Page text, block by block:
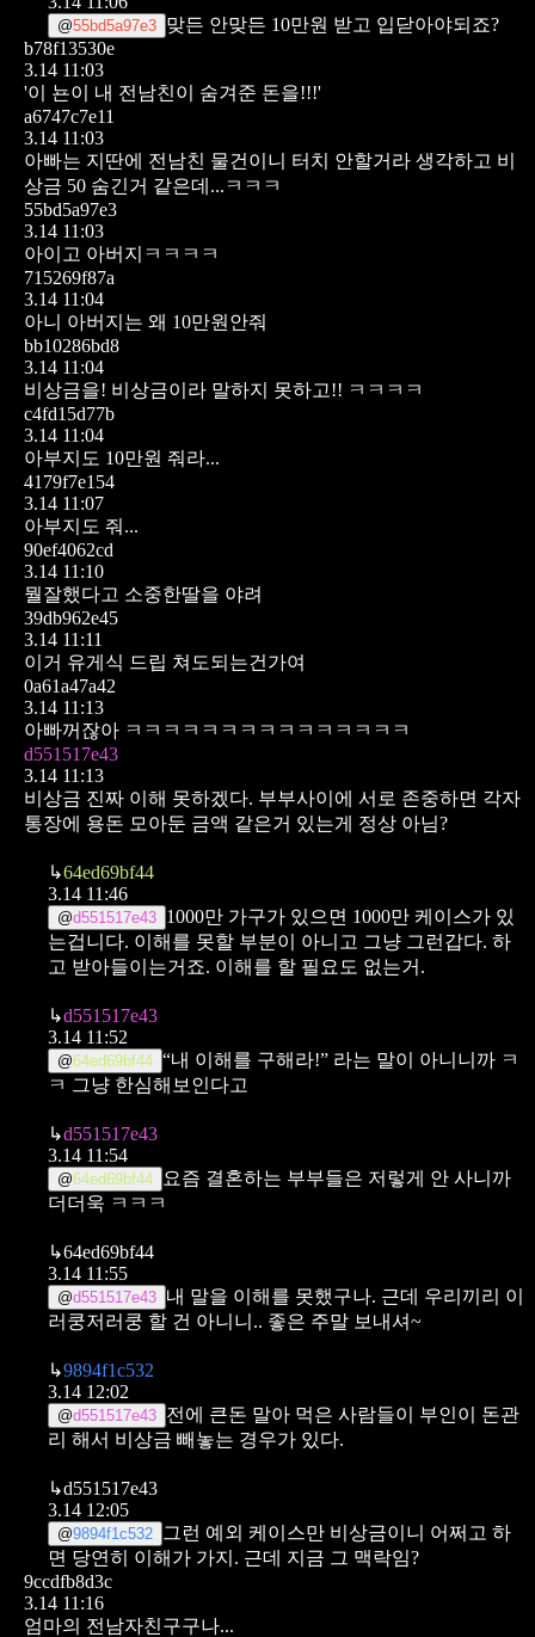
@55bd5a97e3 맞든 안맞든 10만원 받고 입닫아야되죠?
b78f13530e
3.14 11:03
'이 뇬이 내 전남친이 숨겨준 돈을!!!'
a6747c7e11
3.14 11:03
아빠는 지딴에 전남친 물건이니 터치 안할거라 생각하고 비
상금 50 숨긴거 같은데...ㅋㅋㅋ
55bd5a97e3
3.14 11:03
아이고 아버지ㅋㅋㅋㅋ
715269f87a
3.14 11:04
아니 아버지는 왜 10만원안줘
bb10286bd8
3.14 11:04
비상금을! 비상금이라 말하지 못하고!! ㅋㅋㅋㅋ
c4fd15d77b
3.14 11:04
아부지도 10만원 줘라...
4179f7e154
3.14 11:07
아부지도 줘...
90ef4062cd
3.14 11:10
뭘잘했다고 소중한딸을 야려
39db962e45
3.14 11:11
이거 유게식 드립 쳐도되는건가여
0a61a47a42
3.14 11:13
아빠꺼잖아 ㅋㅋㅋㅋㅋㅋㅋㅋㅋㅋㅋㅋㅋㅋㅋ
d551517e43
3.14 11:13
비상금 진짜 이해 못하겠다. 부부사이에 서로 존중하면 각자
통장에 용돈 모아둔 금액 같은거 있는게 정상 아님?
↳64ed69bf44
3.14 11:46
@d551517e43 1000만 가구가 있으면 1000만 케이스가 있
는겁니다. 이해를 못할 부분이 아니고 그냥 그런갑다. 하
고 받아들이는거죠. 이해를 할 필요도 없는거.
↳d551517e43
3.14 11:52
@64ed69bf44 “내 이해를 구해라!” 라는 말이 아니니까 ㅋ
ㅋ 그냥 한심해보인다고
↳d551517e43
3.14 11:54
@64ed69bf44
요즘 결혼하는 부부들은 저렇게 안 사니까
더더욱 ㅋㅋㅋ
↳64ed69bf44
3.14 11:55
@d551517e43 내 말을 이해를 못했구나. 근데 우리끼리 이
러쿵저러쿵 할 건 아니니.. 좋은 주말 보내셔~
↳9894f1c532
3.14 12:02
@d551517e43 전에 큰돈 말아 먹은 사람들이 부인이 돈관
리 해서 비상금 빼놓는 경우가 있다.
↳d551517e43
3.14 12:05
@9894f1c532
그런 예외 케이스만 비상금이니 어쩌고 하
면 당연히 이해가 가지. 근데 지금 그 맥락임?
9ccdfb8d3c
3.14 11:16
엄마의 전남자친구구나...